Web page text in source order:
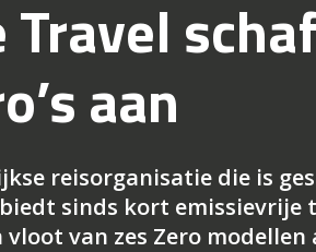
Travel
aan
reisorganisatie die is
sinds kort emissievrije
van zes Zero modellen